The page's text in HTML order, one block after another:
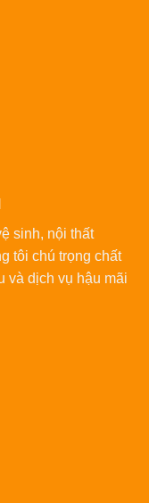
sinh, nội thất
tôi chú trọng chất
và dịch vụ hậu mãi